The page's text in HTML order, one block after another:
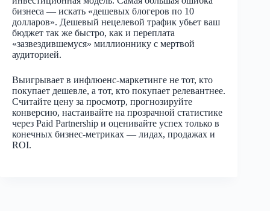
бизнеса — искать «дешевых блогеров по 10
долларов». Дешевый нецелевой трафик убьет ваш
бюджет так же быстро, как и переплата
«зазвездившемуся» миллионнику с мертвой
аудиторией.
Выигрывает в инфлюенс-маркетинге не тот, кто
покупает дешевле, а тот, кто покупает релевантнее.
Считайте цену за просмотр, прогнозируйте
конверсию, настаивайте на прозрачной статистике
через Paid Partnership и оценивайте успех только в
конечных бизнес-метриках — лидах, продажах и
ROI.